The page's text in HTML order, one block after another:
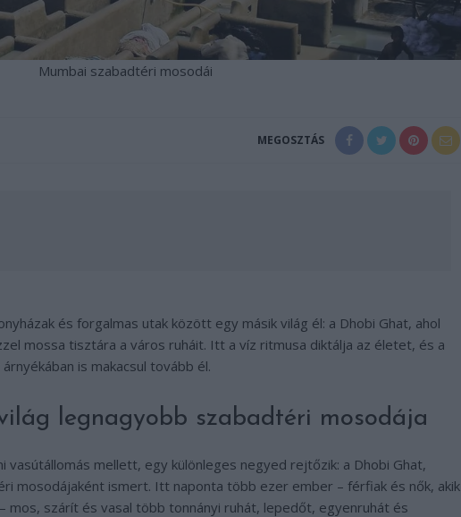
Mumbai szabadtéri mosodái
MEGOSZTÁS
és forgalmas utak között egy másik világ él: a Dhobi Ghat, ahol
mossa tisztára a város ruháit. Itt a víz ritmusa diktálja az életet, és a
is makacsul tovább él.
legnagyobb szabadtéri mosodája
vasútállomás mellett, egy különleges negyed rejtőzik: a Dhobi Ghat,
mosodájaként ismert. Itt naponta több ezer ember – férfiak és nők, akik
mos, szárít és vasal több tonnányi ruhát, lepedőt, egyenruhát és